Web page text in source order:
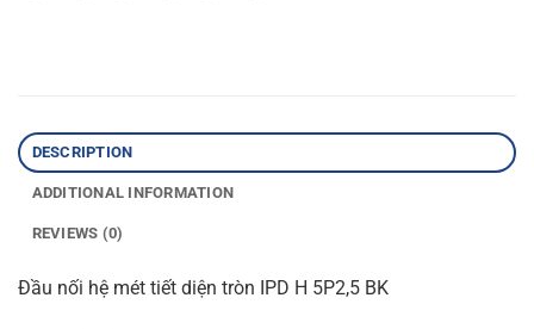
DESCRIPTION
ADDITIONAL INFORMATION
REVIEWS (0)
Đầu nối hệ mét tiết diện tròn IPD H 5P2,5 BK